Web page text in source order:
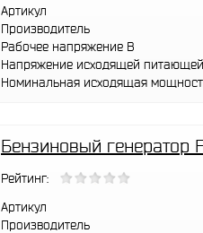
Артикул
Производитель
Рабочее напряжение В
Напряжение исходящей питающей
Номинальная исходящая
Бензиновый генератор
Рейтинг:
Артикул
Производитель